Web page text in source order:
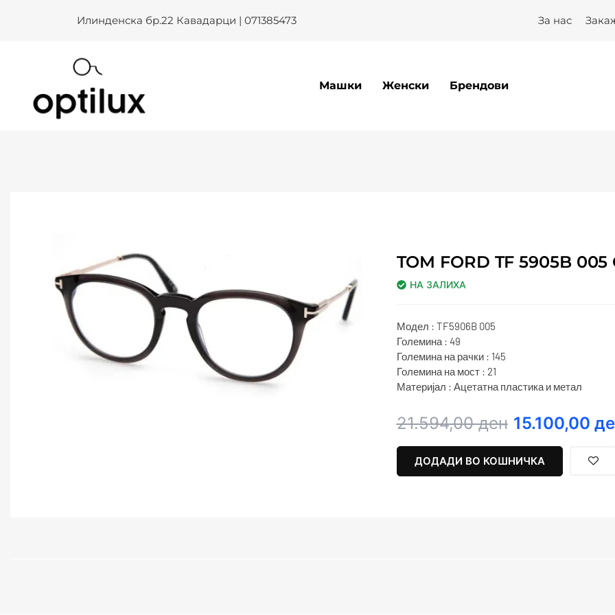
Илинденска бр.22 Кавадарци | 071385473 За нас
Машки Женски Брендови
TOM FORD TF 5905B 005
НА ЗАЛИХА
Модел : TF5906B 005
Големина : 49
Големина на рачки : 145
Големина на мост : 21
Материјал : Ацетатна пластика и метал
21.594,00ден
Original
was:
21.594,00 ден.
15.100,00
Current
15.100,00 ден.
ДОДАДИ ВО КОШНИЧКА